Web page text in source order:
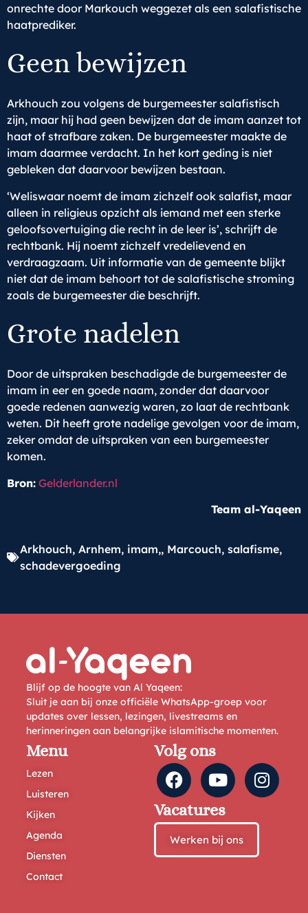
onrechte door Markouch weggezet als een salafistische
haatprediker.
Geen bewijzen
Arkhouch zou volgens de burgemeester salafistisch
zijn, maar hij had geen bewijzen dat de imam aanzet tot
haat of strafbare zaken. De burgemeester maakte de
imam daarmee verdacht. In het kort geding is niet
gebleken dat daarvoor bewijzen bestaan.
‘Weliswaar noemt de imam zichzelf ook salafist, maar
alleen in religieus opzicht als iemand met een sterke
geloofsovertuiging die recht in de leer is’, schrijft de
rechtbank. Hij noemt zichzelf vredelievend en
verdraagzaam. Uit informatie van de gemeente blijkt
niet dat de imam behoort tot de salafistische stroming
zoals de burgemeester die beschrijft.
Grote nadelen
Door de uitspraken beschadigde de burgemeester de
imam in eer en goede naam, zonder dat daarvoor
goede redenen aanwezig waren, zo laat de rechtbank
weten. Dit heeft grote nadelige gevolgen voor de imam,
zeker omdat de uitspraken van een burgemeester
komen.
Bron: Gelderlander.nl
Team al-Yaqeen
Arkhouch, Arnhem, imam,, Marcouch, salafisme,
schadevergoeding
Blijf op de hoogte van Al Yaqeen:
Sluit je aan bij onze officiële WhatsApp-groep voor
updates over lessen, lezingen, livestreams en
herinneringen aan belangrijke islamitische momenten.
Menu
Lezen
Luisteren
Kijken
Agenda
Diensten
Contact
Volg ons
Vacatures
Werken bij ons